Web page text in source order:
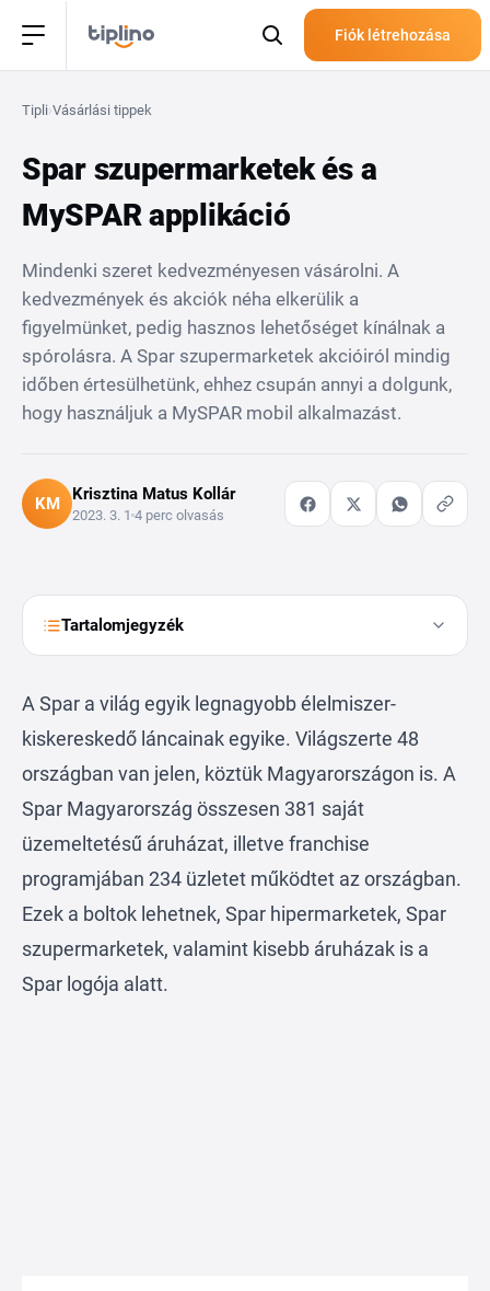
Fiók létrehozása
Tipli›Vásárlási tippek
Spar szupermarketek és a
MySPAR applikáció
Mindenki szeret kedvezményesen vásárolni. A
kedvezmények és akciók néha elkerülik a
figyelmünket, pedig hasznos lehetőséget kínálnak a
spórolásra. A Spar szupermarketek akcióiról mindig
időben értesülhetünk, ehhez csupán annyi a dolgunk,
hogy használjuk a MySPAR mobil alkalmazást.
KM Krisztina Matus Kollár
2023. 3. 1 4 perc olvasás
Tartalomjegyzék
A Spar a világ egyik legnagyobb élelmiszer-
kiskereskedő láncainak egyike. Világszerte 48
országban van jelen, köztük Magyarországon is. A
Spar Magyarország összesen 381 saját
üzemeltetésű áruházat, illetve franchise
programjában 234 üzletet működtet az országban.
Ezek a boltok lehetnek, Spar hipermarketek, Spar
szupermarketek, valamint kisebb áruházak is a
Spar logója alatt.